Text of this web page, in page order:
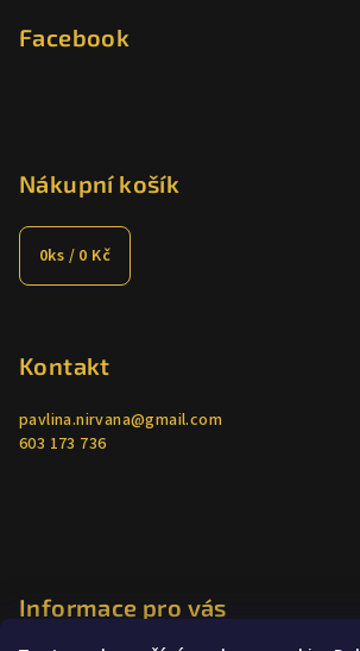
Facebook
Nákupní košík
0ks / 0 Kč
Kontakt
pavlina.nirvana@gmail.com
603 173 736
Informace pro vás